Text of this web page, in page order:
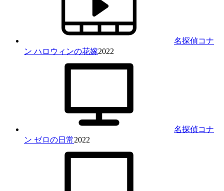
名探偵コナ
ン ハロウィンの花嫁2022
名探偵コナ
ン ゼロの日常2022